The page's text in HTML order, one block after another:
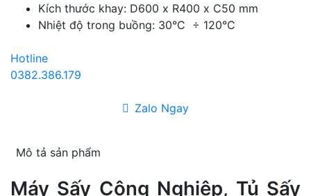
Kích thước khay: D600 x R400 x C50 mm
Nhiệt độ trong buồng: 30°C ÷ 120°C
Hotline
0382.386.179
Zalo Ngay
Mô tả sản phẩm
Máy Sấy Công Nghiệp, Tủ Sấy